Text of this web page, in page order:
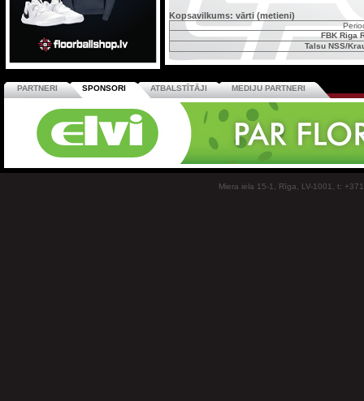
Kopsavilkums: vārti (metieni)
FBK Riga
Talsu NSS/
PARTNERI SPONSORI ATBALSTĪTĀJI MEDIJU PARTNERI
Miera iela 15-1, Rīga, LV-1001, t: